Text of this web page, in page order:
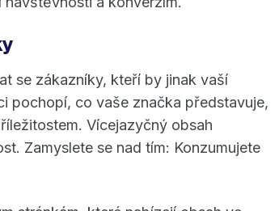
se zákazníky, kteří by jinak vaší
pochopí, co vaše značka představuje,
Vícejazyčný obsah
Zamyslete se nad tím: Konzumujete